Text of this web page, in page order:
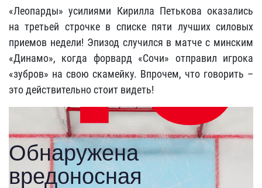
«Леопарды» усилиями Кирилла Петькова оказались
на третьей строчке в списке пяти лучших силовых
приемов недели! Эпизод случился в матче с минским
«Динамо», когда форвард «Сочи» отправил игрока
«зубров» на свою скамейку. Впрочем, что говорить –
это действительно стоит видеть!